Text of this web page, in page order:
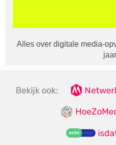
Alles over digitale media-
jaar
Bekijk ook: